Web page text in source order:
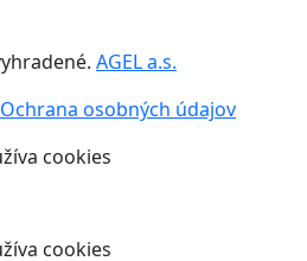
AGEL a.s.
Ochrana osobných údajov
cookies
cookies